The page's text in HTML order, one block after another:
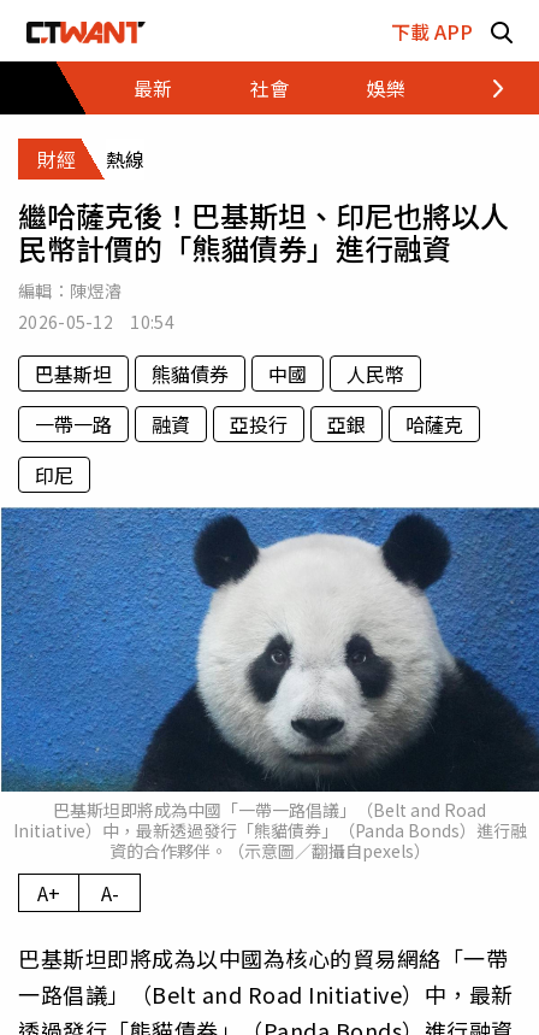
下載 APP
最新
社會 娛樂 財經
財經 熱線
繼哈薩克後！巴基斯坦、印尼也將以人
民幣計價的「熊貓債券」進行融資
編輯： 陳煜濬
2026-05-12 10:54
巴基斯坦 熊貓債券 中國
人民幣
一帶一路
融資 亞投行 亞銀
哈薩克
印尼
巴基斯坦即將成為中國「一帶一路倡議」（Belt and Road
Initiative）中，最新透過發行「熊貓債券」（Panda Bonds）進行融
資的合作夥伴。（示意圖／翻攝自pexels）
A+ A-
巴基斯坦即將成為以中國為核心的貿易網絡「一帶
一路倡議」（Belt and Road Initiative）中，最新